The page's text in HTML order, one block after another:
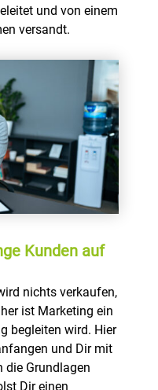
und von einem
versandt.
Kunden auf
nichts verkaufen,
ist Marketing ein
begleiten wird. Hier
und Dir mit
die Grundlagen
Dir einen